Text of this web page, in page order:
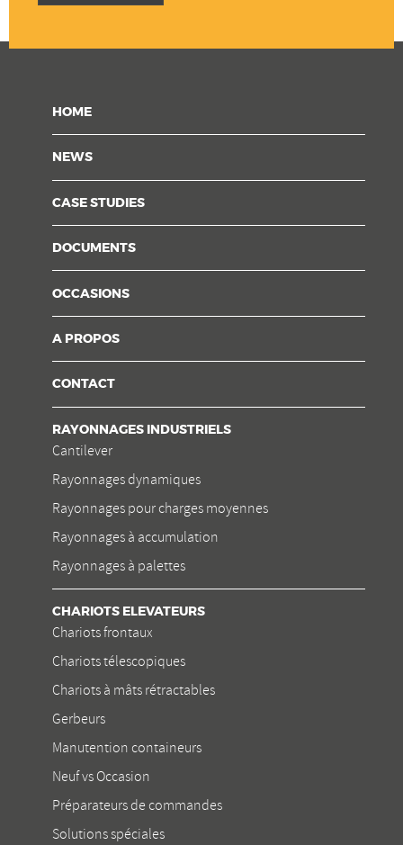
HOME
NEWS
CASE STUDIES
DOCUMENTS
OCCASIONS
A PROPOS
CONTACT
RAYONNAGES INDUSTRIELS
Cantilever
Rayonnages dynamiques
Rayonnages pour charges moyennes
Rayonnages à accumulation
Rayonnages à palettes
CHARIOTS ELEVATEURS
Chariots frontaux
Chariots télescopiques
Chariots à mâts rétractables
Gerbeurs
Manutention containeurs
Neuf vs Occasion
Préparateurs de commandes
Solutions spéciales